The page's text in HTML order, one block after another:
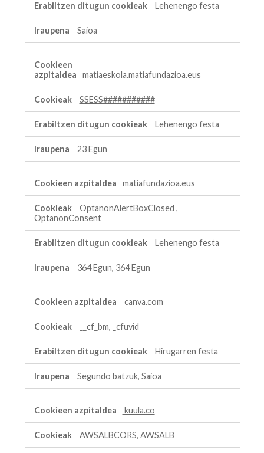
Lehenengo festa
Saioa
matiaeskola.matiafundazioa.eus
SSESS###########
Lehenengo festa
23 Egun
matiafundazioa.eus
OptanonAlertBoxClosed ,
OptanonConsent
Lehenengo festa
364 Egun, 364 Egun
canva.com
__cf_bm, _cfuvid
Hirugarren festa
Segundo batzuk, Saioa
kuula.co
AWSALBCORS, AWSALB